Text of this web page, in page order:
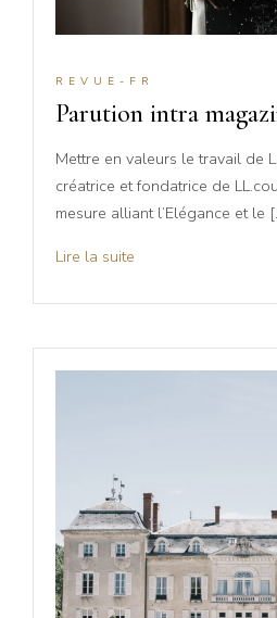
REVUE-FR
Parution intra
Mettre en valeurs le travail de
créatrice et fondatrice de
mesure alliant l’Elégance et le
Lire la suite